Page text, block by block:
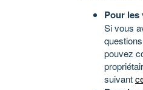
Pour
Si vous
pouvez
suivant